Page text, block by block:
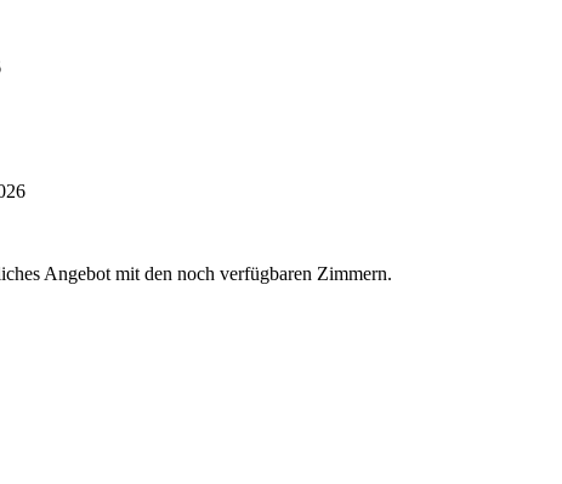
Angebot mit den noch verfügbaren Zimmern.